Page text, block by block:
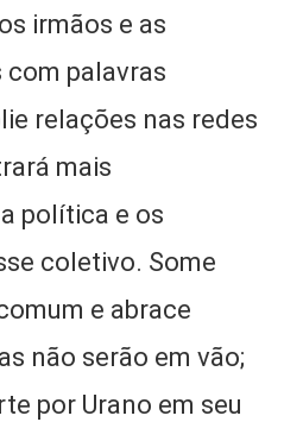
irmãos e as
com palavras
relações nas redes
mais
política e os
coletivo. Some
e abrace
não serão em vão;
por Urano em seu